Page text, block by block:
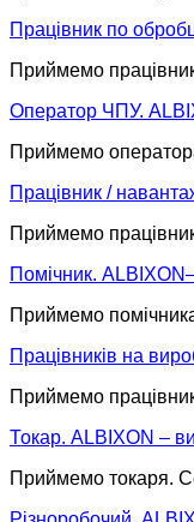
Працівник по
Приймемо
Оператор ЧПУ.
Приймемо
Працівник /
Приймемо
Помічник.
Приймемо
Працівників на
Приймемо
Токар. ALBIXON –
Приймемо токаря.